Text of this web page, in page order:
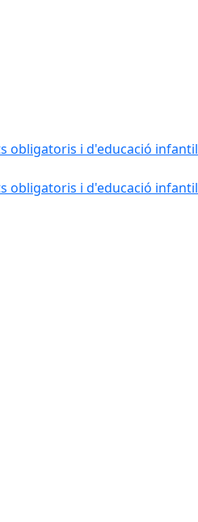
obligatoris i d'educació infantil
obligatoris i d'educació infantil